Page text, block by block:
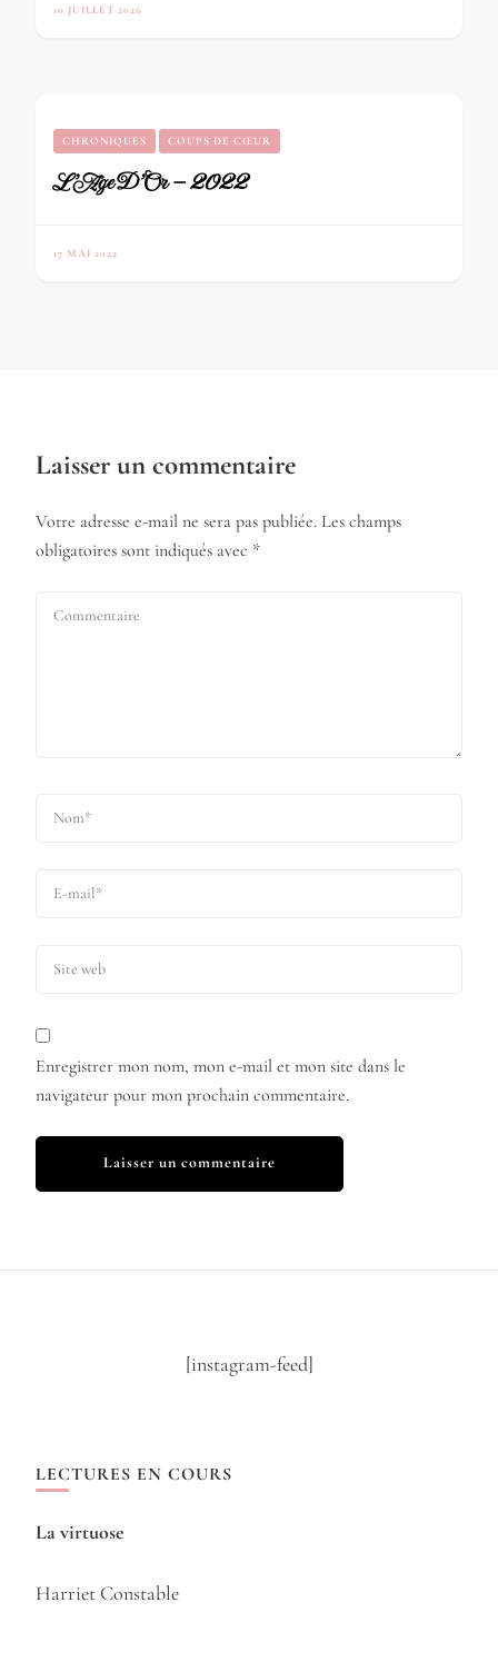
10 JUILLET 2026
CHRONIQUES COUPS DE CŒUR
L’Age D’Or – 2022
17 MAI 2022
Laisser un commentaire
Votre adresse e-mail ne sera pas publiée. Les champs
obligatoires sont indiqués avec *
Enregistrer mon nom, mon e-mail et mon site dans le
navigateur pour mon prochain commentaire.
[instagram-feed]
LECTURES EN COURS
La virtuose
Harriet Constable